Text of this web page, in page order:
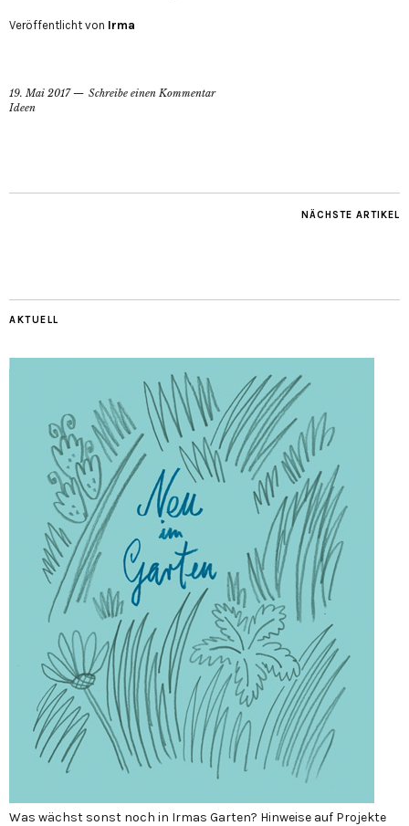
Veröffentlicht von Irma
19. Mai 2017
Schreibe einen Kommentar
Ideen
NÄCHSTE ARTIKEL
AKTUELL
Was wächst sonst noch in Irmas Garten? Hinweise auf Projekte